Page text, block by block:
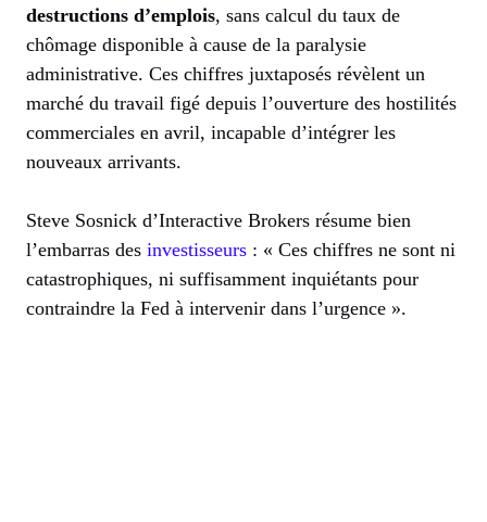
destructions d’emplois, sans calcul du taux de
chômage disponible à cause de la paralysie
administrative. Ces chiffres juxtaposés révèlent un
marché du travail figé depuis l’ouverture des hostilités
commerciales en avril, incapable d’intégrer les
nouveaux arrivants.
Steve Sosnick d’Interactive Brokers résume bien
l’embarras des investisseurs : « Ces chiffres ne sont ni
catastrophiques, ni suffisamment inquiétants pour
contraindre la Fed à intervenir dans l’urgence ».